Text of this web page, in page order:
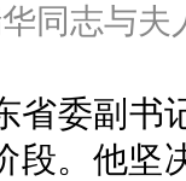
同志与夫
省委副书
段。他坚